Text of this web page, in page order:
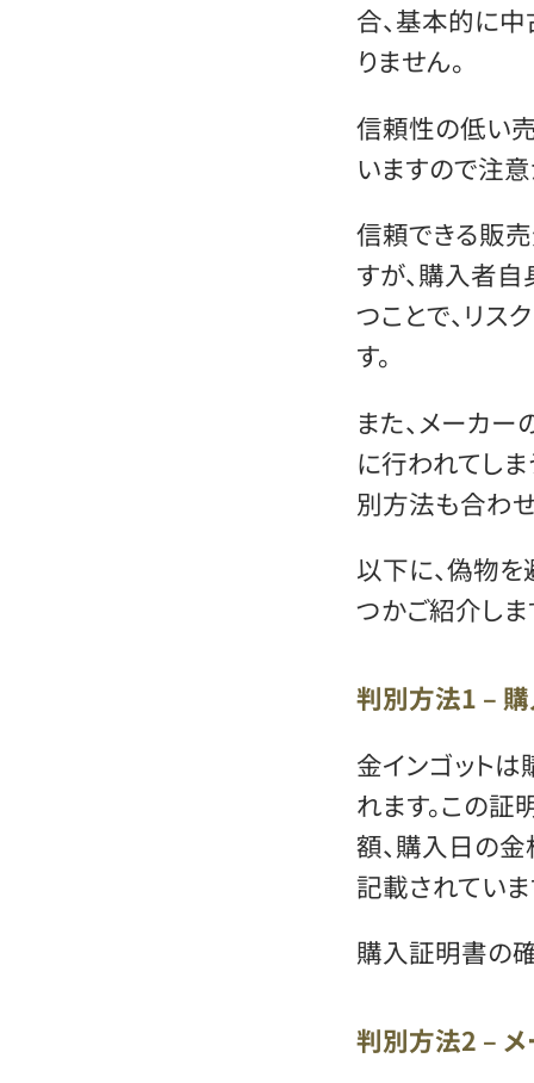
合、基本的に
りません。
信頼性の低い
いますので注
信頼できる販
すが、購入者
つことで、リス
す。
また、メーカ
に行われてし
別方法も合わ
以下に、偽物
つかご紹介しま
判別方法1 –
金インゴット
れます。この証
額、購入日の金
記載されていま
購入証明書の
判別方法2 –